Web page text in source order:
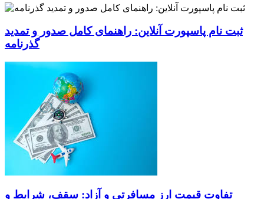
ثبت نام پاسپورت آنلاین: راهنمای کامل صدور و تمدید
گذرنامه
تفاوت قیمت ارز مسافرتی و آزاد: سقف، شرایط و